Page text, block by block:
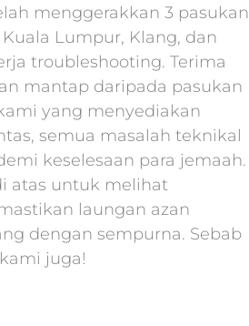
menggerakkan 3 pasukan
Lumpur, Klang, dan
troubleshooting. Terima
mantap daripada pasukan
yang menyediakan
semua masalah teknikal
keselesaan para jemaah.
atas untuk melihat
laungan azan
dengan sempurna. Sebab
juga!